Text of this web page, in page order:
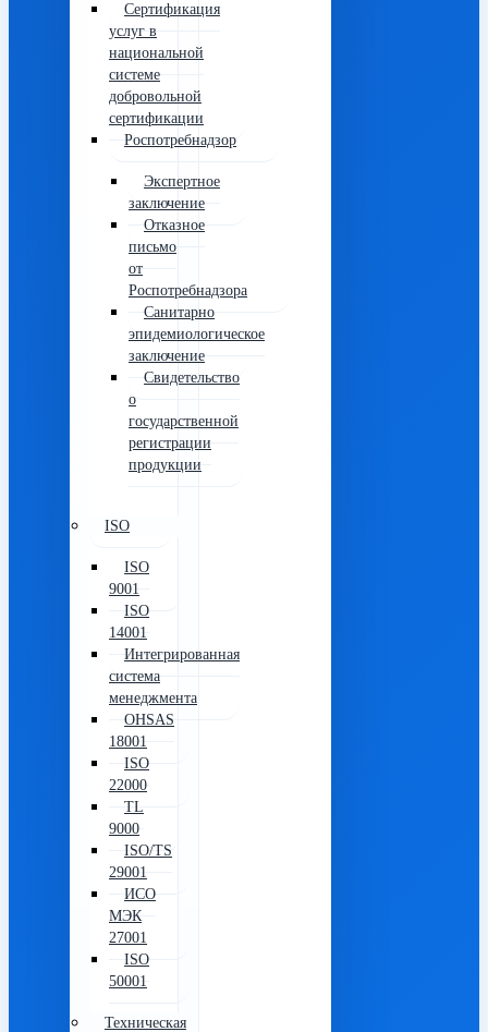
Сертификация
услуг в
национальной
системе
добровольной
сертификации
Роспотребнадзор
Экспертное
заключение
Отказное
письмо
от
Роспотребнадзора
Санитарно
эпидемиологическое
заключение
Свидетельство
о
государственной
регистрации
продукции
ISO
ISO
9001
ISO
14001
Интегрированная
система
менеджмента
OHSAS
18001
ISO
22000
TL
9000
ISO/TS
29001
ИСО
МЭК
27001
ISO
50001
Техническая